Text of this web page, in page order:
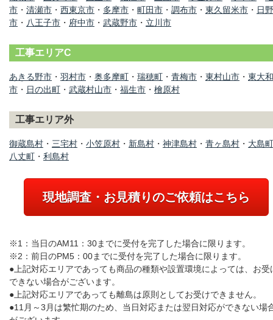
市 ・ 清瀬市 ・ 西東京市 ・ 多摩市 ・ 町田市 ・ 調布市 ・ 東久留米市 ・ 日野
市 ・ 八王子市 ・ 府中市 ・ 武蔵野市 ・ 立川市
工事エリアC
あきる野市 ・ 羽村市 ・ 奥多摩町 ・ 瑞穂町 ・ 青梅市 ・ 東村山市 ・ 東大和
市 ・ 日の出町 ・ 武蔵村山市 ・ 福生市 ・ 檜原村
工事エリア外
御蔵島村 ・ 三宅村 ・ 小笠原村 ・ 新島村 ・ 神津島村 ・ 青ヶ島村 ・ 大島町
八丈町 ・ 利島村
現地調査・お見積りのご依頼はこちら
※1：当日のAM11：30までに受付を完了した場合に限ります。
※2：前日のPM5：00までに受付を完了した場合に限ります。
●上記対応エリアであっても商品の種類や設置環境によっては、お受
できない場合がございます。
●上記対応エリアであっても離島は原則としてお受けできません。
●11月～3月は繁忙期のため、当日対応または翌日対応ができない場